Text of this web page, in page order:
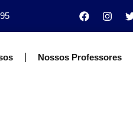
Nossos Professores